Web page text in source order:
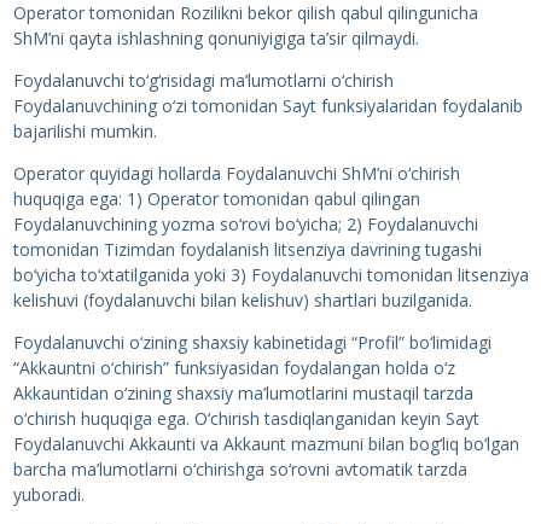
Operator tomonidan Rozilikni bekor qilish qabul qilingunicha
ShM’ni qayta ishlashning qonuniyigiga ta’sir qilmaydi.
Foydalanuvchi to‘g‘risidagi ma’lumotlarni o‘chirish
Foydalanuvchining o‘zi tomonidan Sayt funksiyalaridan foydalanib
bajarilishi mumkin.
Operator quyidagi hollarda Foydalanuvchi ShM’ni o‘chirish
huquqiga ega: 1) Operator tomonidan qabul qilingan
Foydalanuvchining yozma so‘rovi bo‘yicha; 2) Foydalanuvchi
tomonidan Tizimdan foydalanish litsenziya davrining tugashi
bo‘yicha to‘xtatilganida yoki 3) Foydalanuvchi tomonidan litsenziya
kelishuvi (foydalanuvchi bilan kelishuv) shartlari buzilganida.
Foydalanuvchi o‘zining shaxsiy kabinetidagi “Profil” bo‘limidagi
“Akkauntni o‘chirish” funksiyasidan foydalangan holda o‘z
Akkauntidan o‘zining shaxsiy ma’lumotlarini mustaqil tarzda
o‘chirish huquqiga ega. O‘chirish tasdiqlanganidan keyin Sayt
Foydalanuvchi Akkaunti va Akkaunt mazmuni bilan bog‘liq bo‘lgan
barcha ma’lumotlarni o‘chirishga so‘rovni avtomatik tarzda
yuboradi.